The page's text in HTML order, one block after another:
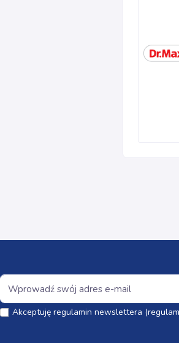
Akceptuję regulamin newslettera